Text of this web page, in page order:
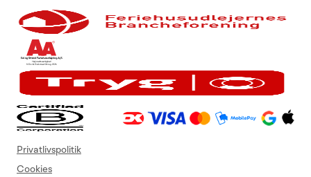
Privatlivspolitik
Cookies